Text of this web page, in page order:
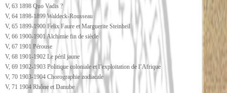
V, 63 1898 Quo Vadis ?
V, 64 1898-1899 Waldeck-Rousseau
V, 65 1899-1900 Felix Faure et Marguerite Steinheil
V, 66 1900-1901 Alchimie fin de siècle
V, 67 1901 Pérouse
V, 68 1901-1902 Le péril jaune
V, 69 1902-1903 Politique coloniale et l’exploitation de l’Afrique
V, 70 1903-1904 Chorographie zodiacale
V, 71 1904 Rhône et Danube